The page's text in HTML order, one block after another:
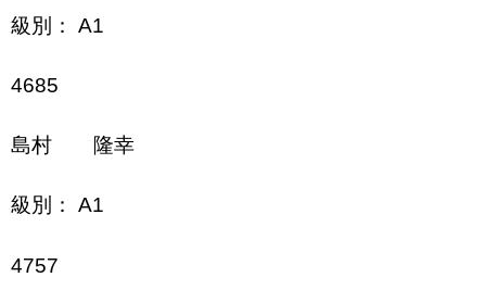
級別： A1
4685
島村 隆幸
級別： A1
4757